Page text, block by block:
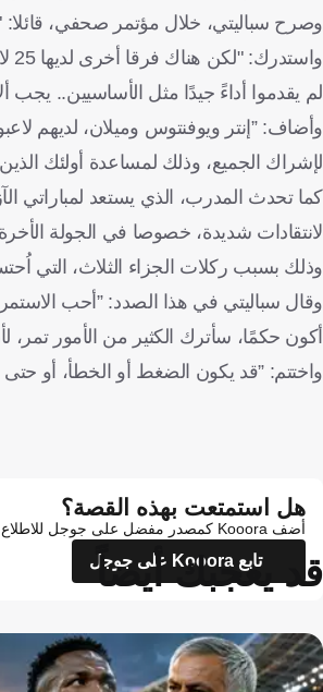
وصرح سباليتي، خلال مؤتمر صحفي،
لم يقدموا أداءً جيدًا مثل الأساسيين.. يجب
وأضاف: ”إنتر ويوفنتوس وميلان، لديهم
لإشراك الجميع، وذلك لمساعدة أولئك
كما تحدث المدرب، الذي يستعد لمباراتي
لانتقادات شديدة، خصوصا في الجولة
وذلك بسبب ركلات الجزاء الثلاث، التي
وقال سباليتي في هذا الصدد: ”أحب
أكون حكمًا، سأترك الكثير من الأمور تمر،
واختتم: ”قد يكون الضغط أو الخطأ، أو حتى
هل استمتعت بهذه القصة؟
أضف Kooora كمصدر مفضل على جوجل للاطلاع على المزيد من تقاريرنا
تابع Kooora على جوجل
قد يعجبك أيضاً